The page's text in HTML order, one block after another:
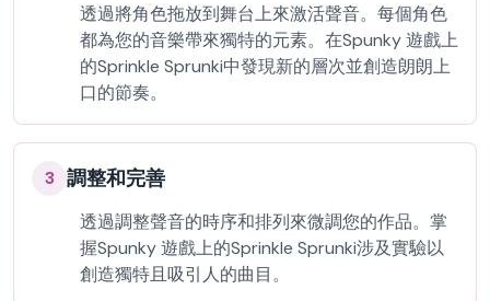
透過將角色拖放到舞台上來激活聲音。每個角色
都為您的音樂帶來獨特的元素。在Spunky 遊戲上
的Sprinkle Sprunki中發現新的層次並創造朗朗上
口的節奏。
3 調整和完善
透過調整聲音的時序和排列來微調您的作品。掌
握Spunky 遊戲上的Sprinkle Sprunki涉及實驗以
創造獨特且吸引人的曲目。